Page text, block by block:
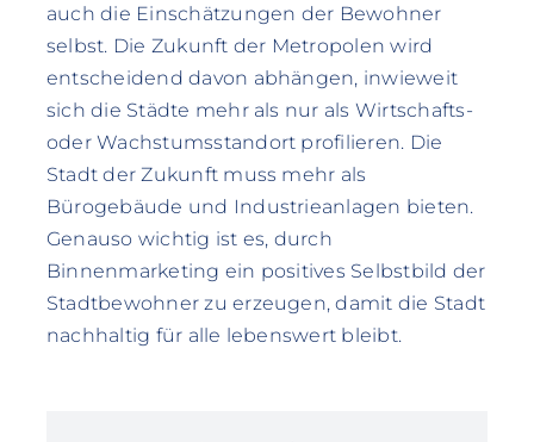
auch die Einschätzungen der Bewohner
selbst. Die Zukunft der Metropolen wird
entscheidend davon abhängen, inwieweit
sich die Städte mehr als nur als Wirtschafts-
oder Wachstumsstandort profilieren. Die
Stadt der Zukunft muss mehr als
Bürogebäude und Industrieanlagen bieten.
Genauso wichtig ist es, durch
Binnenmarketing ein positives Selbstbild der
Stadtbewohner zu erzeugen, damit die Stadt
nachhaltig für alle lebenswert bleibt.